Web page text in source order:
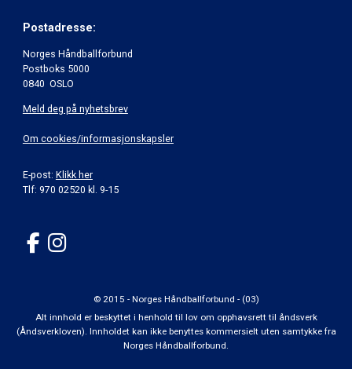
Postadresse:
Norges Håndballforbund
Postboks 5000
0840 OSLO
Meld deg på nyhetsbrev
Om cookies/informasjonskapsler
E-post: Klikk her
Tlf: 970 02520 kl. 9-15
© 2015 - Norges Håndballforbund - (03)
Alt innhold er beskyttet i henhold til lov om opphavsrett til åndsverk
(Åndsverkloven). Innholdet kan ikke benyttes kommersielt uten samtykke fra
Norges Håndballforbund.